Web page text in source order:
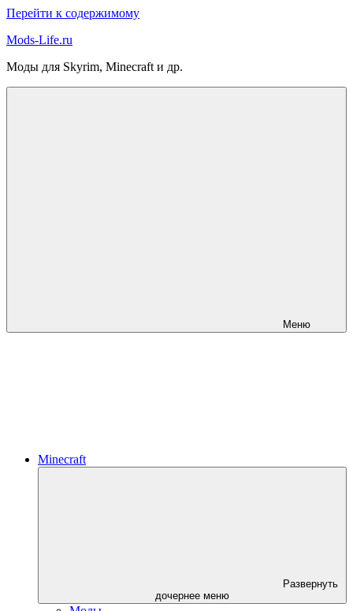
Перейти к содержимому
Mods-Life.ru
Моды для Skyrim, Minecraft и др.
Меню
Minecraft
Развернуть
дочернее меню